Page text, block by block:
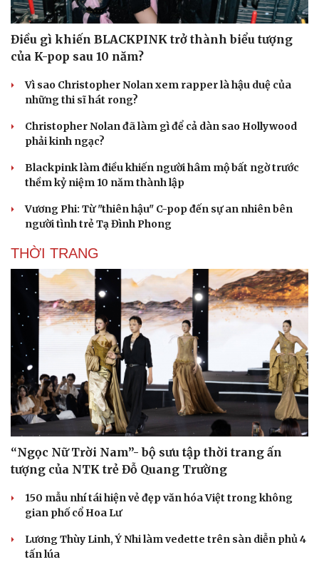
Du lịch
Tư vấn
Săn Tour
Podcast
Câu chuyện thời sự
Kể chuyện cho bé
Điều gì khiến BLACKPINK trở thành biểu tượng
của K-pop sau 10 năm?
Vì sao Christopher Nolan xem rapper là hậu duệ của
những thi sĩ hát rong?
Christopher Nolan đã làm gì để cả dàn sao Hollywood
phải kinh ngạc?
Blackpink làm điều khiến người hâm mộ bất ngờ trước
thềm kỷ niệm 10 năm thành lập
Vương Phi: Từ "thiên hậu" C-pop đến sự an nhiên bên
người tình trẻ Tạ Đình Phong
THỜI TRANG
“Ngọc Nữ Trời Nam”- bộ sưu tập thời trang ấn
tượng của NTK trẻ Đỗ Quang Trường
150 mẫu nhí tái hiện vẻ đẹp văn hóa Việt trong không
gian phố cổ Hoa Lư
Lương Thùy Linh, Ý Nhi làm vedette trên sàn diễn phủ 4
tấn lúa